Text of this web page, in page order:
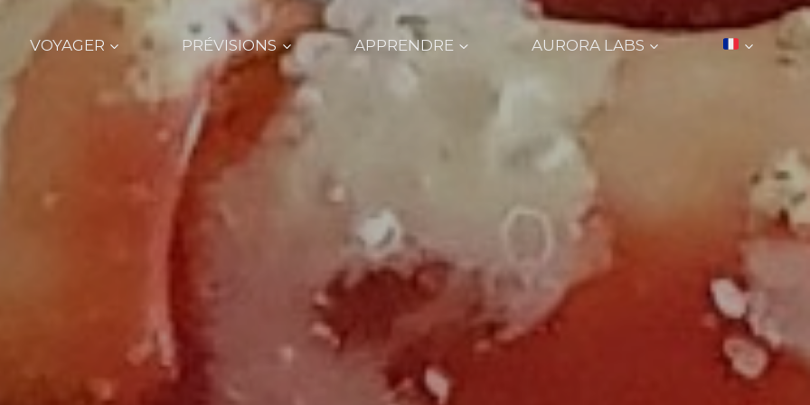
VOYAGER PRÉVISIONS APPRENDRE AURORA LABS